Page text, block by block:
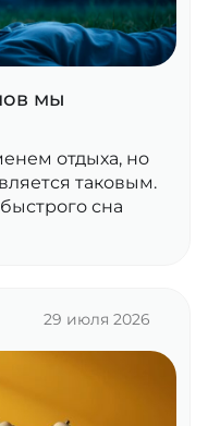
мы
отдыха, но
таковым.
сна
29 июля 2026